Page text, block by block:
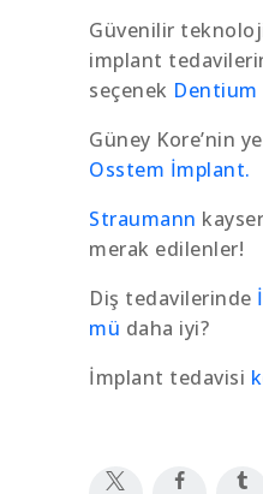
Güvenilir
implant
seçenek
Güney Kore’nin
Osstem İmplant.
Straumann
merak edilenler!
Diş tedavilerinde
mü daha iyi?
İmplant tedavisi